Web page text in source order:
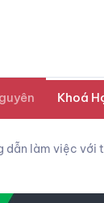
Khoá
dẫn làm việc với